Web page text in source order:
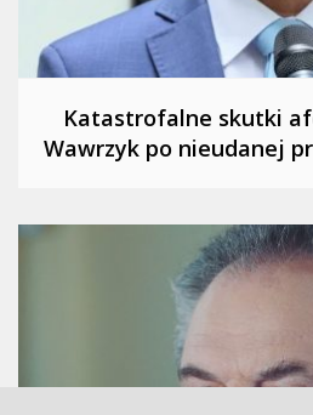
Katastrofalne skutki
Wawrzyk po nieudanej